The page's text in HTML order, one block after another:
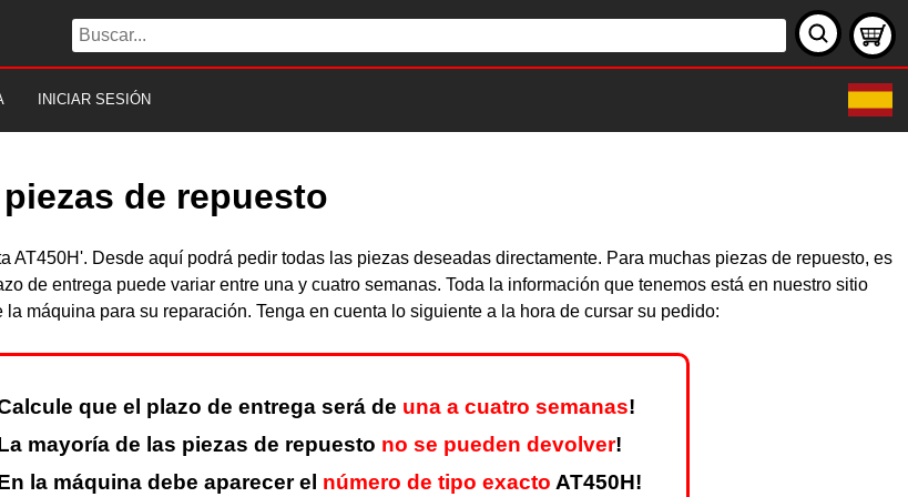
INICIAR SESIÓN
de repuesto
Desde aquí podrá pedir todas las piezas deseadas directamente. Para muchas piezas de repuesto, es
de entrega puede variar entre una y cuatro semanas. Toda la información que tenemos está en nuestro sitio
máquina para su reparación. Tenga en cuenta lo siguiente a la hora de cursar su pedido:
que el plazo de entrega será de una a cuatro semanas!
mayoría de las piezas de repuesto no se pueden devolver!
la máquina debe aparecer el número de tipo exacto AT450H!